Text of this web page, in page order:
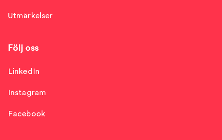
Utmärkelser
Följ oss
LinkedIn
Instagram
Facebook